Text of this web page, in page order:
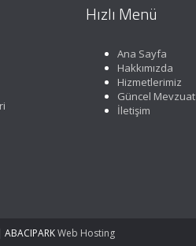
Hızlı Menü
Ana Sayfa
Hakkımızda
Hizmetlerimiz
Güncel Mevzuat
İletişim
ABACIPARKWeb Hosting